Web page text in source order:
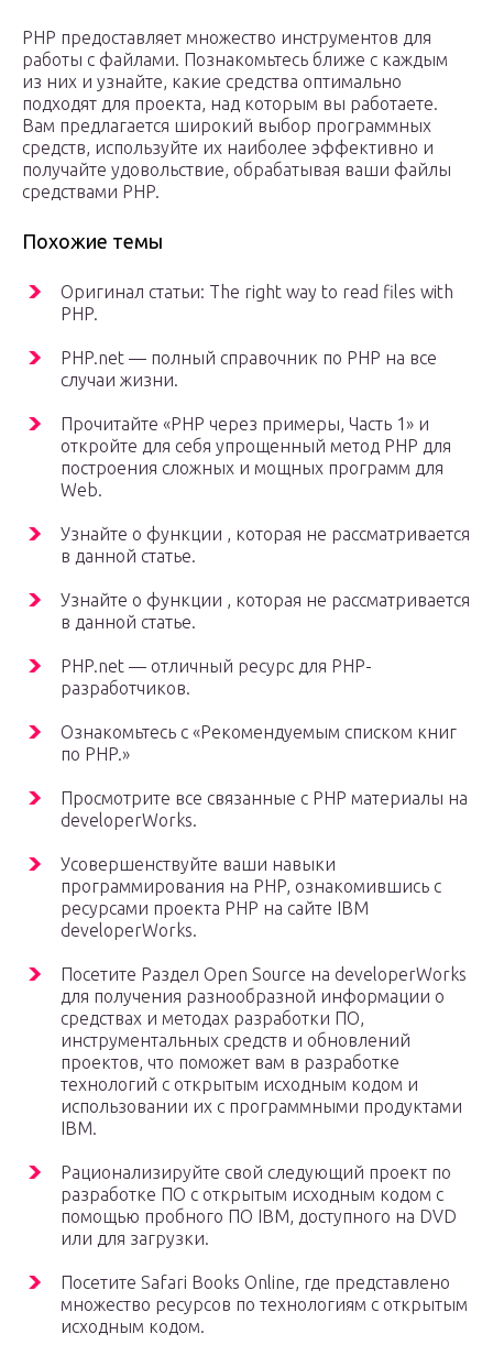
PHP предоставляет множество инструментов для
работы с файлами. Познакомьтесь ближе с каждым
из них и узнайте, какие средства оптимально
подходят для проекта, над которым вы работаете.
Вам предлагается широкий выбор программных
средств, используйте их наиболее эффективно и
получайте удовольствие, обрабатывая ваши файлы
средствами PHP.
Похожие темы
Оригинал статьи: The right way to read files with
PHP.
PHP.net — полный справочник по PHP на все
случаи жизни.
Прочитайте «PHP через примеры, Часть 1» и
откройте для себя упрощенный метод PHP для
построения сложных и мощных программ для
Web.
Узнайте о функции , которая не рассматривается
в данной статье.
Узнайте о функции , которая не рассматривается
в данной статье.
PHP.net — отличный ресурс для PHP-
разработчиков.
Ознакомьтесь с «Рекомендуемым списком книг
по PHP.»
Просмотрите все связанные с PHP материалы на
developerWorks.
Усовершенствуйте ваши навыки
программирования на PHP, ознакомившись с
ресурсами проекта PHP на сайте IBM
developerWorks.
Посетите Раздел Open Source на developerWorks
для получения разнообразной информации о
средствах и методах разработки ПО,
инструментальных средств и обновлений
проектов, что поможет вам в разработке
технологий с открытым исходным кодом и
использовании их с программными продуктами
IBM.
Рационализируйте свой следующий проект по
разработке ПО с открытым исходным кодом с
помощью пробного ПО IBM, доступного на DVD
или для загрузки.
Посетите Safari Books Online, где представлено
множество ресурсов по технологиям с открытым
исходным кодом.